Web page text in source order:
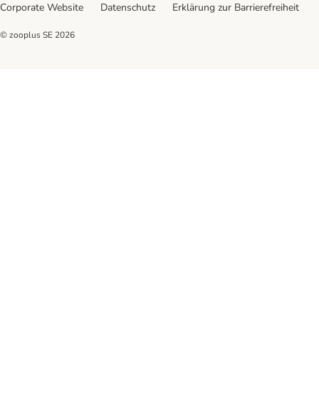
Corporate Website
Datenschutz Erklärung zur Barrierefreiheit
© zooplus SE 2026